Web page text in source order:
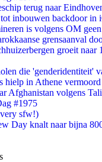
terug naar
inbouwen backdoor in
is volgens OM
grensaanval
groeit naar
die 'genderidentiteit'
hielp in Athene
Afghanistan volgens
#1975
sfw!)
Day knalt naar bijna